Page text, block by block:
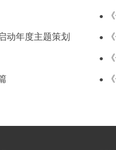
动年度主题策划
●
●
●
●